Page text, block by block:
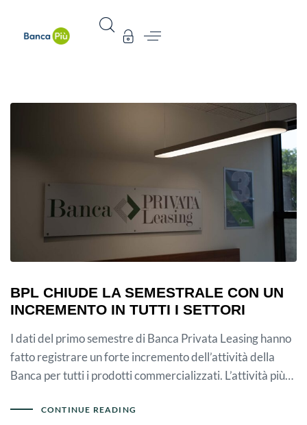
BPL CHIUDE LA SEMESTRALE CON UN
INCREMENTO IN TUTTI I SETTORI
I dati del primo semestre di Banca Privata Leasing hanno
fatto registrare un forte incremento dell’attività della
Banca per tutti i prodotti commercializzati. L’attività più…
CONTINUE READING